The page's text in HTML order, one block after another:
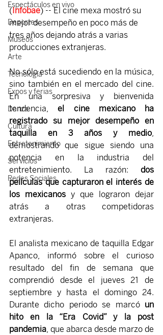
Espectáculos en vivo
Deportes
Museos
Arte
Tecnología
Expos y ferias
Danza
Cultura
Entretenimiento
Servicios
Redes Sociales
(Infobae) -- El cine mexa mostró su
mejor desempeño en poco más de
tres años dejando atrás a varias
producciones extranjeras.
No sólo está sucediendo en la música,
sino también en el mercado del cine.
En una sorpresiva y bienvenida
tendencia, el cine mexicano ha
registrado su mejor desempeño en
taquilla en 3 años y medio
demostrando que sigue siendo una
potencia en la industria del
entretenimiento. La razón: dos
películas que capturaron el interés de
los mexicanos y que lograron dejar
atrás a otras competidoras
extranjeras.
El analista mexicano de taquilla Edgar
Apanco, informó sobre el curioso
resultado del fin de semana que
comprendió desde el jueves 21 de
septiembre y hasta el domingo 24.
Durante dicho periodo se marcó un
hito en la “Era Covid” y la post
pandemia , que abarca desde marzo de